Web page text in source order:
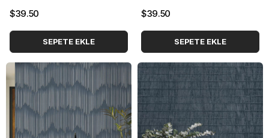
$39.50
SEPETE EKLE
$39.50
SEPETE EKLE